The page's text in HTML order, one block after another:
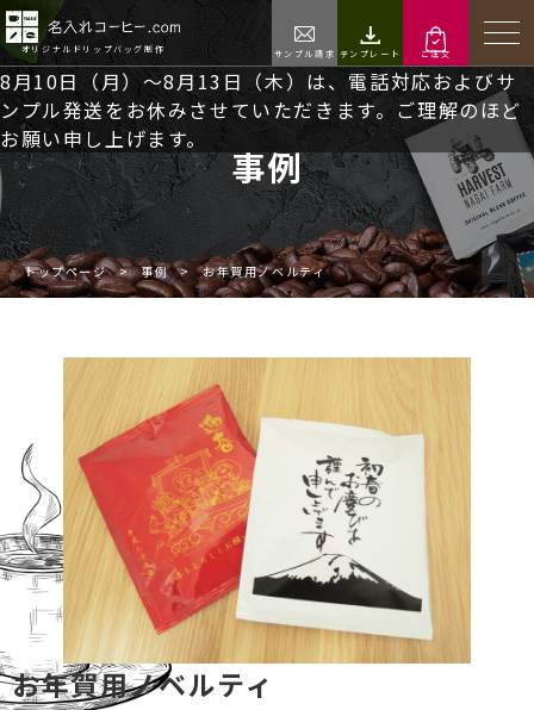
オリジナルドリップバッグ制作 サンプル請求 テンプレート ご注文
8月10日（月）～8月13日（木）は、電話対応およびサ
ンプル発送をお休みさせていただきます。ご理解のほど
お願い申し上げます。
事例
トップページ > 事例 > お年賀用ノベルティ
お年賀用ノベルティ